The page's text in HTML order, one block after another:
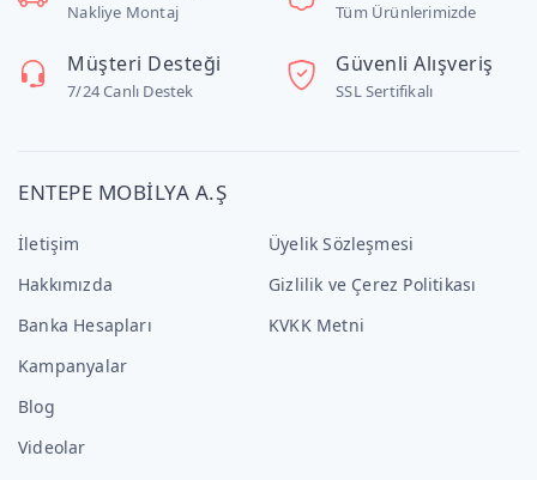
Nakliye Montaj Tüm Ürünlerimizde
Müşteri Desteği
7/24 Canlı Destek
Güvenli Alışveriş
SSL Sertifikalı
ENTEPE MOBİLYA A.Ş
İletişim
Hakkımızda
Banka Hesapları
Kampanyalar
Blog
Videolar
Üyelik Sözleşmesi
Gizlilik ve Çerez Politikası
KVKK Metni